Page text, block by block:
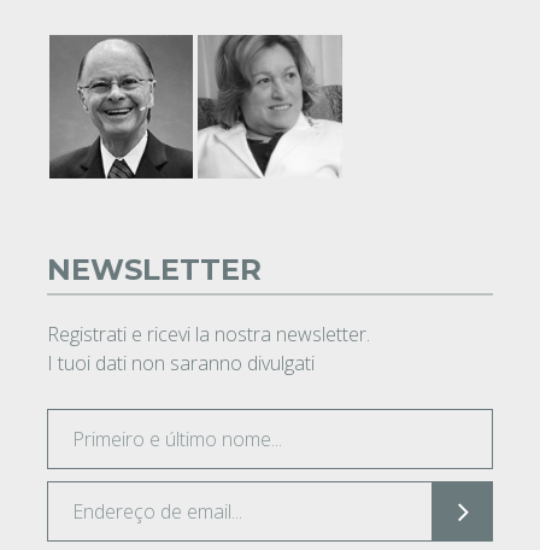
NEWSLETTER
Registrati e ricevi la nostra newsletter.
I tuoi dati non saranno divulgati